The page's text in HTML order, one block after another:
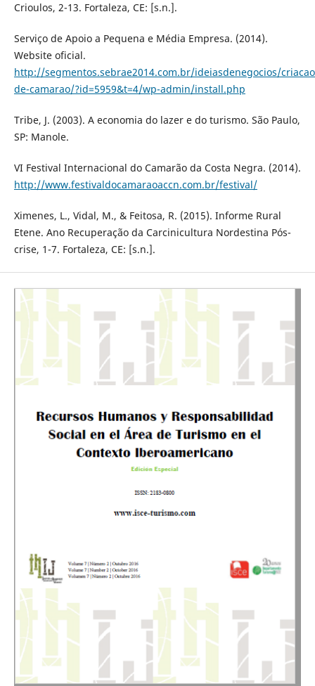
Crioulos, 2-13. Fortaleza, CE: [s.n.].
Serviço de Apoio a Pequena e Média Empresa. (2014).
Website oficial.
http://segmentos.sebrae2014.com.br/ideiasdenegocios/
de-camarao/?id=5959&t=4/wp-admin/install.php
Tribe, J. (2003). A economia do lazer e do turismo. São Paulo,
SP: Manole.
VI Festival Internacional do Camarão da Costa Negra. (2014).
http://www.festivaldocamaraoaccn.com.br/festival/
Ximenes, L., Vidal, M., & Feitosa, R. (2015). Informe Rural
Etene. Ano Recuperação da Carcinicultura Nordestina Pós-
crise, 1-7. Fortaleza, CE: [s.n.].